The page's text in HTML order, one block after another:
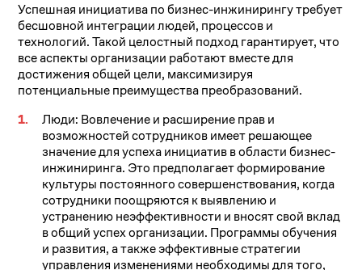
Успешная инициатива по бизнес-инжинирингу требует
бесшовной интеграции людей, процессов и
технологий. Такой целостный подход гарантирует, что
все аспекты организации работают вместе для
достижения общей цели, максимизируя
потенциальные преимущества преобразований.
Люди: Вовлечение и расширение прав и
возможностей сотрудников имеет решающее
значение для успеха инициатив в области бизнес-
инжиниринга. Это предполагает формирование
культуры постоянного совершенствования, когда
сотрудники поощряются к выявлению и
устранению неэффективности и вносят свой вклад
в общий успех организации. Программы обучения
и развития, а также эффективные стратегии
управления изменениями необходимы для того,